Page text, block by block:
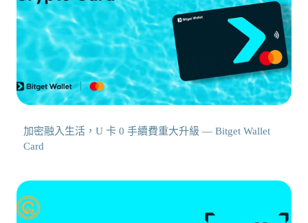
加密融入生活，U 卡 0 手續費重大升級 — Bitget Wallet
Card